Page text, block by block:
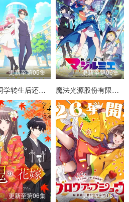
更新至第05集
花织同学转生后还是想干架
更新至第06集
魔法光源股份有限公司第二季
更新至第06集 更新至第06集